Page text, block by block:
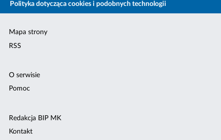
Polityka dotycząca cookies i podobnych technologii
Mapa strony
RSS
O serwisie
Pomoc
Redakcja BIP MK
Kontakt